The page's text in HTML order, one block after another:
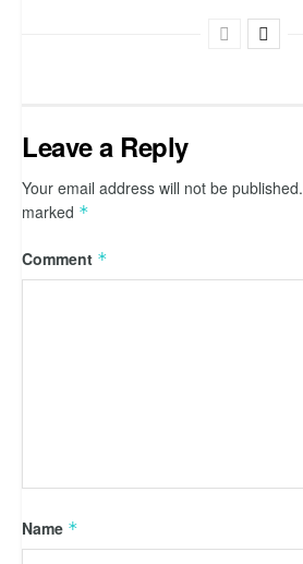
Leave a Reply
Your email address will not be published.
marked *
Comment *
Name *